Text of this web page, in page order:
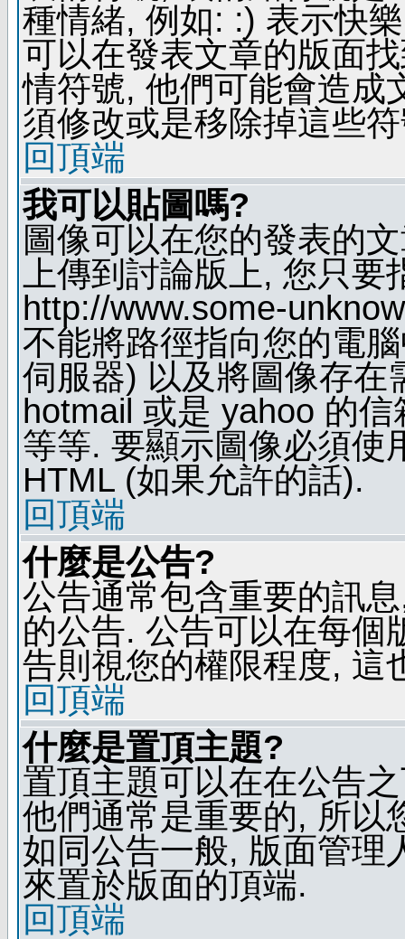
種情緒, 例如: :) 表示快
可以在發表文章的版面
情符號, 他們可能會造成
須修改或是移除掉這些
回頂端
我可以貼圖嗎?
圖像可以在您的發表的
上傳到討論版上, 您只
http://www.some-
不能將路徑指向您的電
伺服器) 以及將圖像存在
hotmail 或是 yahoo 的
等等. 要顯示圖像必須使
HTML (如果允許的話).
回頂端
什麼是公告?
公告通常包含重要的訊
的公告. 公告可以在每個
告則視您的權限程度, 這
回頂端
什麼是置頂主題?
置頂主題可以在在公告
他們通常是重要的, 所以
如同公告一般, 版面管理
來置於版面的頂端.
回頂端